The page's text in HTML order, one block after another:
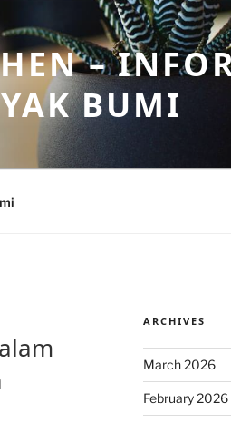
–
BUMI
ARCHIVES
March 2026
February 2026